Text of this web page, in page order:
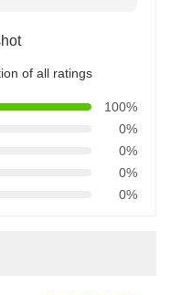
of all ratings
100%
0%
0%
0%
0%